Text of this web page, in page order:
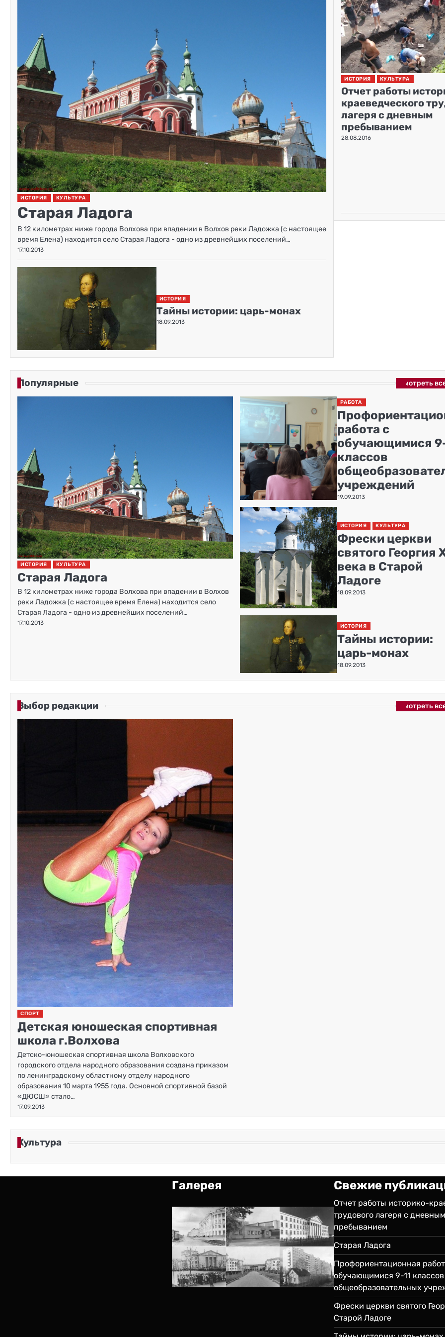
ИСТОРИЯ КУЛЬТУРА
Старая Ладога
В 12 километрах ниже города Волхова при впадении в Волхов реки Ладожка (с настоящее
время Елена) находится село Старая Ладога - одно из древнейших поселений…
17.10.2013
ИСТОРИЯ
Тайны истории: царь-монах
18.09.2013
ИСТОРИЯ КУЛЬТУРА
Отчет работы
краеведческого
лагеря с дневным
пребыванием
28.08.2016
Популярные Смотреть
ИСТОРИЯ КУЛЬТУРА
Старая Ладога
В 12 километрах ниже города Волхова при впадении в Волхов
реки Ладожка (с настоящее время Елена) находится село
Старая Ладога - одно из древнейших поселений…
17.10.2013
РАБОТА
работа с
обучающимися
классов
учреждений
19.09.2013
ИСТОРИЯ КУЛЬТУРА
Фрески церкви
святого Георгия
века в Старой
Ладоге
18.09.2013
ИСТОРИЯ
Тайны истории:
царь-монах
18.09.2013
Выбор редакции Смотреть
СПОРТ
Детская юношеская спортивная
школа г.Волхова
Детско-юношеская спортивная школа Волховского
городского отдела народного образования создана приказом
по ленинградскому областному отделу народного
образования 10 марта 1955 года. Основной спортивной базой
«ДЮСШ» стало…
17.09.2013
Культура
Галерея Свежие
Отчет работы историко-
трудового лагеря с дневным
пребыванием
Старая Ладога
Профориентационная
обучающимися 9-11 классов
общеобразовательных
Фрески церкви святого
Старой Ладоге